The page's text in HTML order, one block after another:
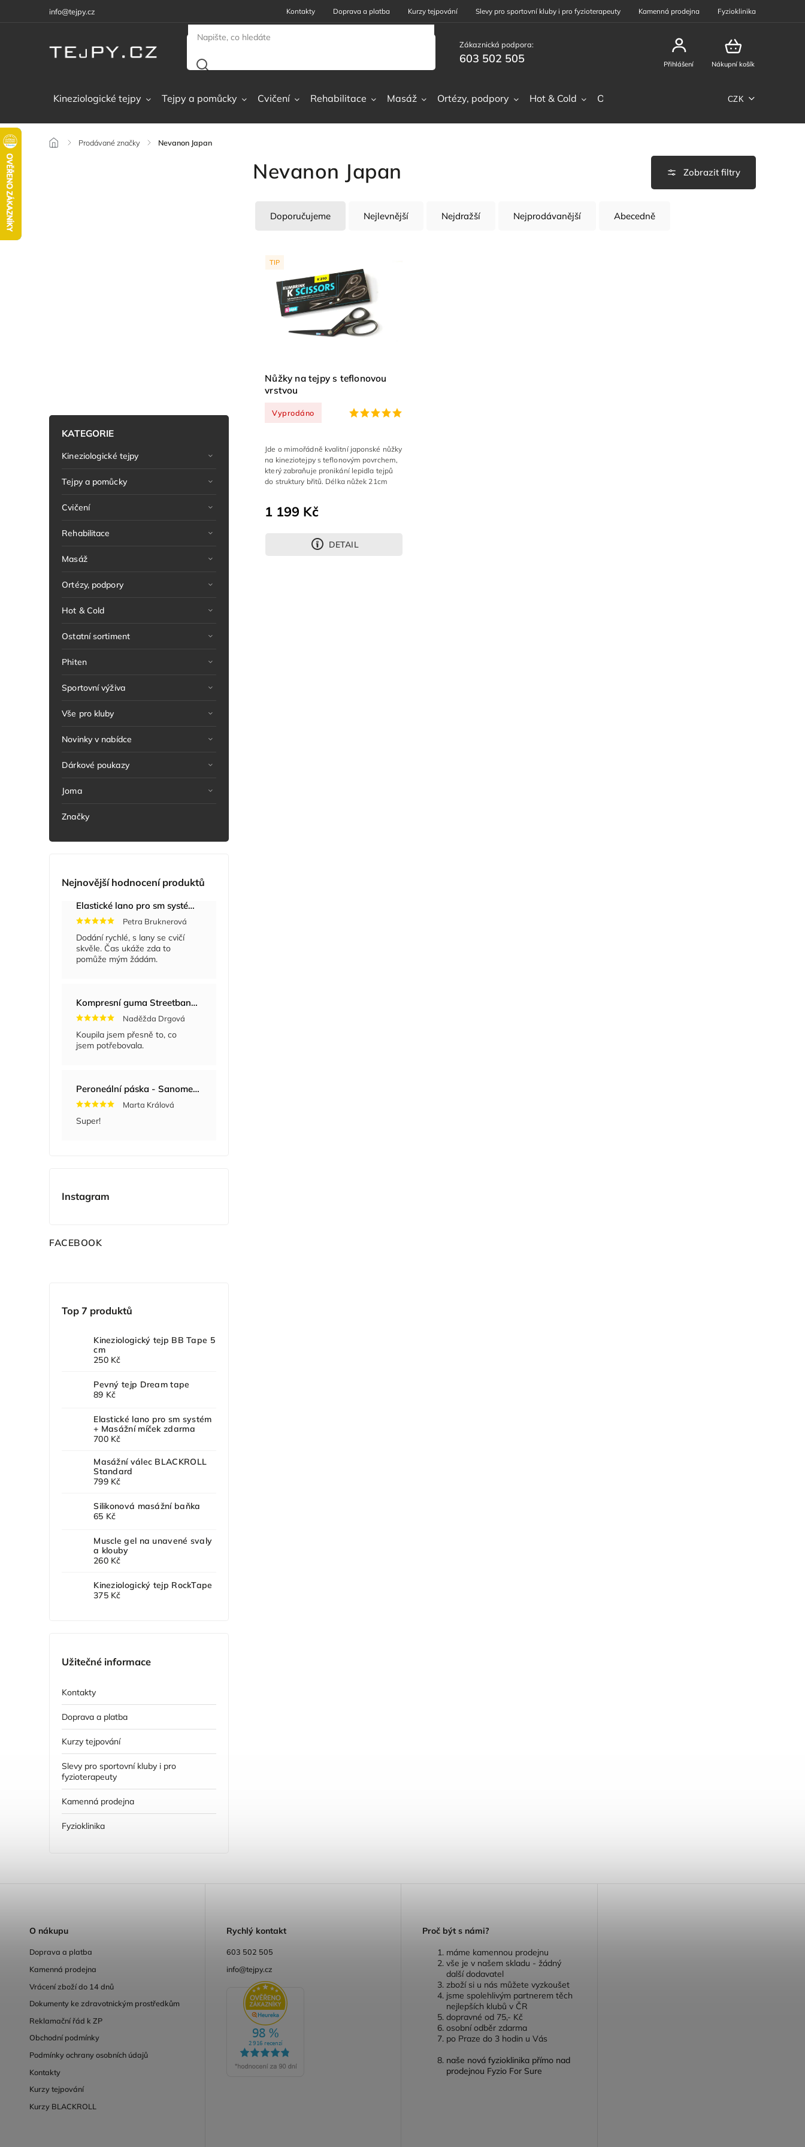
info@tejpy.cz Kontakty Doprava a platba Kurzy tejpování Slevy pro sportovní kluby i pro fyzioterapeuty Kamenná prodejna Fyzioklinika
Zákaznická podpora:
603 502 505 Nákupní košík
Přihlášení
CZK
Kineziologické tejpy Tejpy a pomůcky Cvičení Rehabilitace Masáž Ortézy, podpory Hot & Cold Ostatní sortiment Sportovní
/ Prodávané značky / Nevanon Japan
KATEGORIE
Kineziologické tejpy
Tejpy a pomůcky
Cvičení
Rehabilitace
Masáž
Ortézy, podpory
Hot & Cold
Ostatní sortiment
Phiten
Sportovní výživa
Vše pro kluby
Novinky v nabídce
Dárkové poukazy
Joma
Značky
Nejnovější hodnocení produktů
Elastické lano pro sm systém
Petra Bruknerová
Dodání rychlé, s lany se cvičí
skvěle. Čas ukáže zda to
pomůže mým žádám.
Kompresní guma Streetband 5 cm x 2 m
Naděžda Drgová
Koupila jsem přesně to, co
jsem potřebovala.
Peroneální páska - Sanomed 722
Marta Králová
Super!
Instagram
FACEBOOK
Top 7 produktů
Kineziologický tejp BB Tape 5
cm
250 Kč
Pevný tejp Dream tape
89 Kč
Elastické lano pro sm systém
+ Masážní míček zdarma
700 Kč
Masážní válec BLACKROLL
Standard
799 Kč
Silikonová masážní baňka
65 Kč
Muscle gel na unavené svaly
a klouby
260 Kč
Kineziologický tejp RockTape
375 Kč
Užitečné informace
Kontakty
Doprava a platba
Kurzy tejpování
Slevy pro sportovní kluby i pro
fyzioterapeuty
Kamenná prodejna
Fyzioklinika
Nevanon Japan
Doporučujeme Nejlevnější Nejdražší Nejprodávanější Abecedně
TIP
Nůžky na tejpy s teflonovou
vrstvou
Vyprodáno
1 199 Kč
DETAIL
Jde o mimořádně kvalitní japonské nůžky
na kineziotejpy s teflonovým povrchem,
který zabraňuje pronikání lepidla tejpů
do struktury břitů. Délka nůžek 21cm
O nákupu
Doprava a platba
Kamenná prodejna
Vrácení zboží do 14 dnů
Dokumenty ke zdravotnickým prostředkům
Reklamační řád k ZP
Obchodní podmínky
Podmínky ochrany osobních údajů
Kontakty
Kurzy tejpování
Kurzy BLACKROLL
Rychlý kontakt
603 502 505
info@tejpy.cz
Proč být s námi?
máme kamennou prodejnu
vše je v našem skladu - žádný
další dodavatel
zboží si u nás můžete vyzkoušet
jsme spolehlivým partnerem těch
nejlepších klubů v ČR
dopravné od 75,- Kč
osobní odběr zdarma
po Praze do 3 hodin u Vás
naše nová fyzioklinika přímo nad
prodejnou Fyzio For Sure